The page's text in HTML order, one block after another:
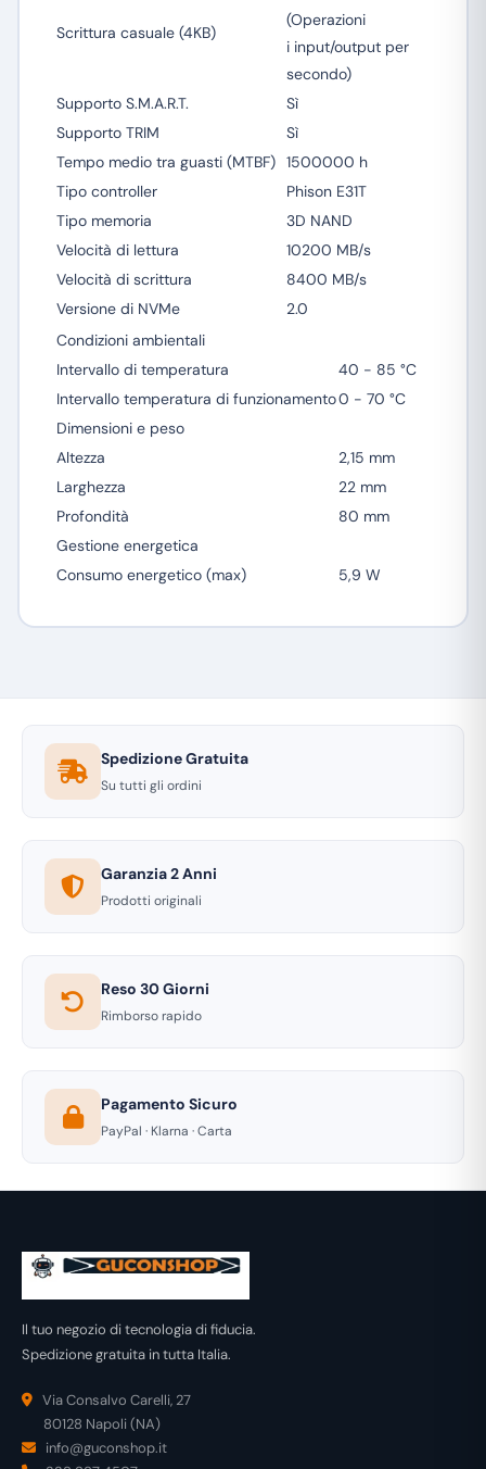
Scrittura casuale (4KB)
(Operazioni
i input/output per
secondo)
Supporto S.M.A.R.T.
Sì
Supporto TRIM
Sì
Tempo medio tra guasti (MTBF) 1500000 h
Tipo controller
Phison E31T
Tipo memoria
3D NAND
Velocità di lettura
10200 MB/s
Velocità di scrittura
8400 MB/s
Versione di NVMe
2.0
Condizioni ambientali
Intervallo di temperatura
40 - 85 °C
Intervallo temperatura di funzionamento0 - 70 °C
Dimensioni e peso
Altezza
2,15 mm
Larghezza
22 mm
Profondità
80 mm
Gestione energetica
Consumo energetico (max)
5,9 W
Spedizione Gratuita
Su tutti gli ordini
Garanzia 2 Anni
Prodotti originali
Reso 30 Giorni
Rimborso rapido
Pagamento Sicuro
PayPal · Klarna · Carta
Il tuo negozio di tecnologia di fiducia.
Spedizione gratuita in tutta Italia.
Via Consalvo Carelli, 27
80128 Napoli (NA)
info@guconshop.it